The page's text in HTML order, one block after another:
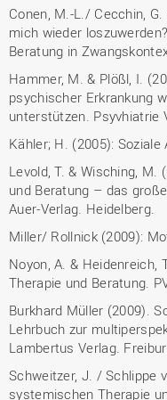
Conen, M.-L./ Cecchin,
mich wieder
Beratung in
Hammer, M. & Plößl, I.
psychischer Erkrankung
unterstützen. Psyvhiatrie
Kähler; H. (2005):
Levold, T. & Wisching,
und Beratung – das
Auer-Verlag. Heidelberg.
Miller/ Rollnick (2009):
Noyon, A. & Heidenreich,
Therapie und Beratung.
Burkhard Müller (2009).
Lehrbuch zur
Lambertus Verlag.
Schweitzer, J. / Schlippe
systemischen Therapie